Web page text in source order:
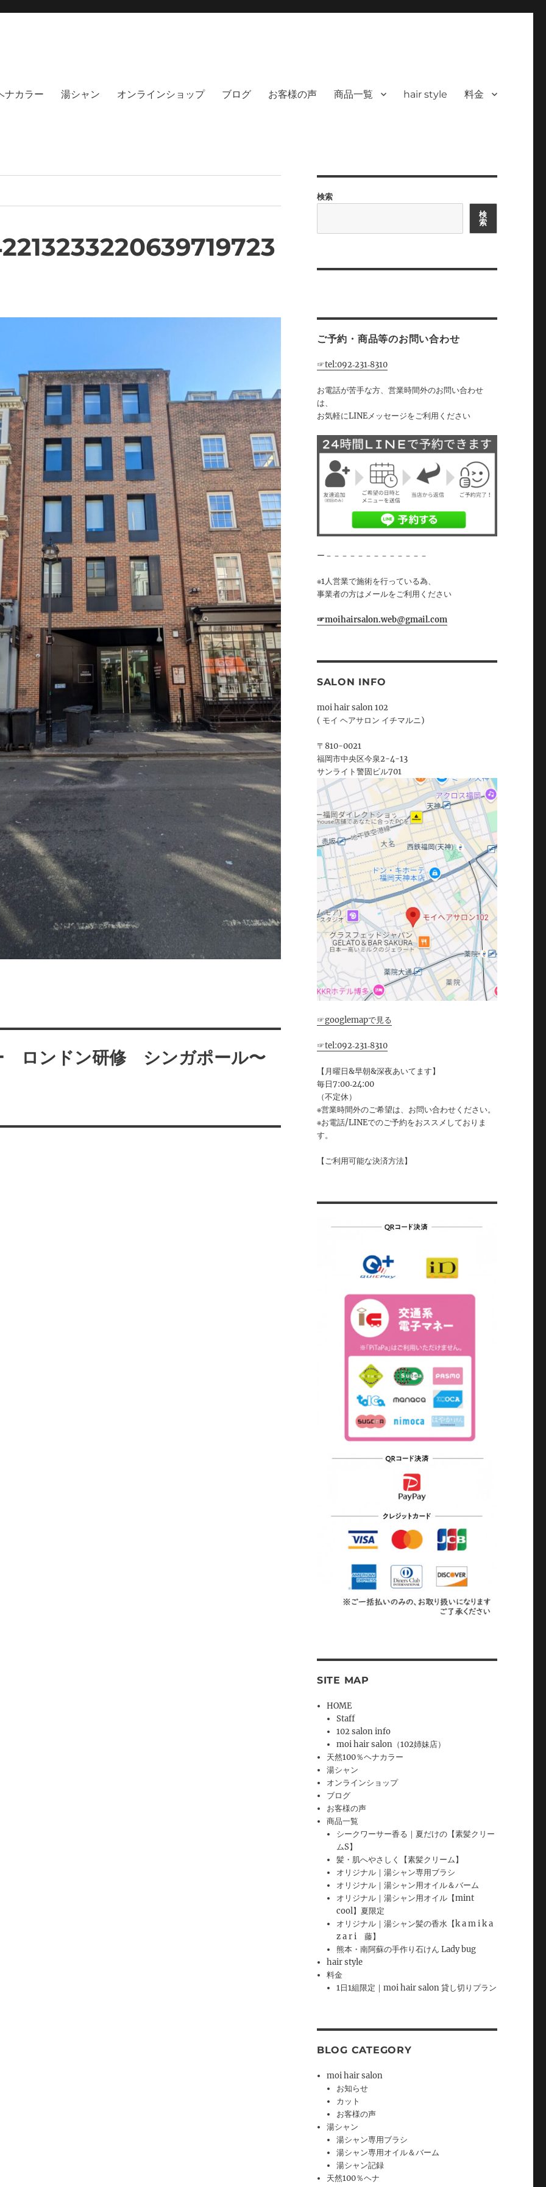
ト｜福岡天神エリアで早朝7時から深夜24時まで営業｜天然100％
ナカラー 湯シャン オンラインショップ ブログ お客様の声 商品一覧 hair style 料金
ロンドン研修 シンガポール〜
検索
検
索
ご予約・商品等のお問い合わせ
☞tel:092‐231‐8310
お電話が苦手な方、営業時間外のお問い合わせ
は、
お気軽にLINEメッセージをご利用ください
ー－－－－－－－－－－－－－
※1人営業で施術を行っている為、
事業者の方はメールをご利用ください
☞moihairsalon.web@gmail.com
SALON INFO
moi hair salon 102
( モイ ヘアサロン イチマルニ)
〒810-0021
福岡市中央区今泉2-4-13
サンライト警固ビル701
☞googlemapで見る
☞tel:092‐231‐8310
【月曜日&早朝&深夜あいてます】
毎日7:00‐24:00
（不定休）
※営業時間外のご希望は、お問い合わせください。
※お電話/LINEでのご予約をおススメしておりま
す。
【ご利用可能な決済方法】
SITE MAP
HOME
Staff
102 salon info
moi hair salon（102姉妹店）
天然100％ヘナカラー
湯シャン
オンラインショップ
ブログ
お客様の声
商品一覧
シークワーサー香る｜夏だけの【素髪クリー
ムS】
髪・肌へやさしく【素髪クリーム】
オリジナル｜湯シャン専用ブラシ
オリジナル｜湯シャン用オイル＆バーム
オリジナル｜湯シャン用オイル【mint
cool】夏限定
オリジナル｜湯シャン髪の香水【k a m i k a
z a r i 藤】
熊本・南阿蘇の手作り石けん Lady bug
hair style
料金
1日1組限定｜moi hair salon 貸し切りプラン
BLOG CATEGORY
moi hair salon
お知らせ
カット
お客様の声
湯シャン
湯シャン専用ブラシ
湯シャン専用オイル＆バーム
湯シャン記録
天然100％ヘナ